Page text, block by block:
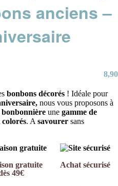
anciens –
8,90
bonbons décorés ! Idéale pour
nous vous proposons à
une gamme de
. A savourer sans
gratuite
49€
Achat sécurisé